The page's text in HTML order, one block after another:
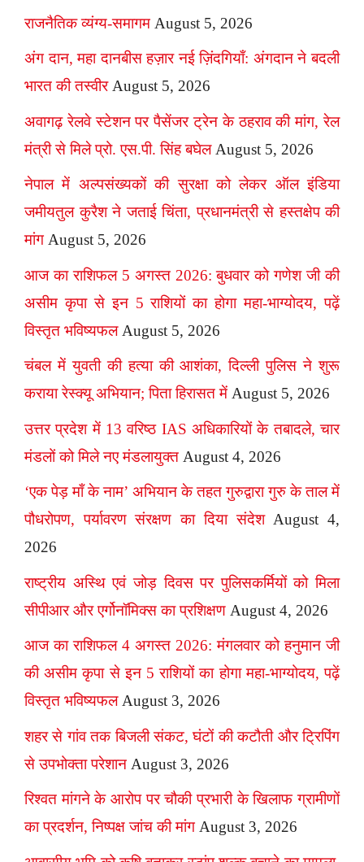
राजनैतिक व्यंग्य-समागम August 5, 2026
अंग दान, महा दानबीस हज़ार नई ज़िंदगियाँ: अंगदान ने बदली
भारत की तस्वीर August 5, 2026
अवागढ़ रेलवे स्टेशन पर पैसेंजर ट्रेन के ठहराव की मांग, रेल
मंत्री से मिले प्रो. एस.पी. सिंह बघेल August 5, 2026
नेपाल में अल्पसंख्यकों की सुरक्षा को लेकर ऑल इंडिया
जमीयतुल कुरैश ने जताई चिंता, प्रधानमंत्री से हस्तक्षेप की
मांग August 5, 2026
आज का राशिफल 5 अगस्त 2026: बुधवार को गणेश जी की
असीम कृपा से इन 5 राशियों का होगा महा-भाग्योदय, पढ़ें
विस्तृत भविष्यफल August 5, 2026
चंबल में युवती की हत्या की आशंका, दिल्ली पुलिस ने शुरू
कराया रेस्क्यू अभियान; पिता हिरासत में August 5, 2026
उत्तर प्रदेश में 13 वरिष्ठ IAS अधिकारियों के तबादले, चार
मंडलों को मिले नए मंडलायुक्त August 4, 2026
‘एक पेड़ माँ के नाम’ अभियान के तहत गुरुद्वारा गुरु के ताल में
पौधरोपण, पर्यावरण संरक्षण का दिया संदेश August 4,
2026
राष्ट्रीय अस्थि एवं जोड़ दिवस पर पुलिसकर्मियों को मिला
सीपीआर और एर्गोनॉमिक्स का प्रशिक्षण August 4, 2026
आज का राशिफल 4 अगस्त 2026: मंगलवार को हनुमान जी
की असीम कृपा से इन 5 राशियों का होगा महा-भाग्योदय, पढ़ें
विस्तृत भविष्यफल August 3, 2026
शहर से गांव तक बिजली संकट, घंटों की कटौती और ट्रिपिंग
से उपभोक्ता परेशान August 3, 2026
रिश्वत मांगने के आरोप पर चौकी प्रभारी के खिलाफ ग्रामीणों
का प्रदर्शन, निष्पक्ष जांच की मांग August 3, 2026